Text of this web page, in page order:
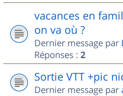
vacances en
on va où ?
Dernier message par
Réponses : 2
Sortie VTT +pic
Dernier message par